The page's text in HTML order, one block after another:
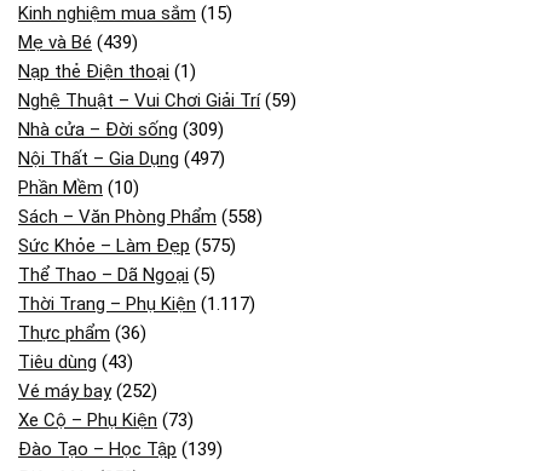
Kinh nghiệm mua sắm (15)
Mẹ và Bé (439)
Nạp thẻ Điện thoại (1)
Nghệ Thuật – Vui Chơi Giải Trí(59)
Nhà cửa – Đời sống (309)
Nội Thất – Gia Dụng (497)
Phần Mềm (10)
Sách – Văn Phòng Phẩm (558)
Sức Khỏe – Làm Đẹp (575)
Thể Thao – Dã Ngoại (5)
Thời Trang – Phụ Kiện (1.117)
Thực phẩm (36)
Tiêu dùng (43)
Vé máy bay(252)
Xe Cộ – Phụ Kiện (73)
Đào Tạo – Học Tập (139)